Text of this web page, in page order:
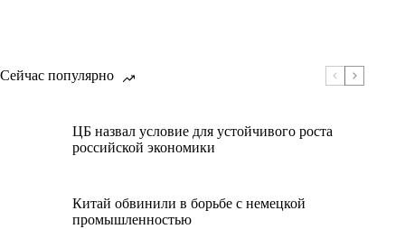
Сейчас популярно
ЦБ назвал условие для устойчивого роста
российской экономики
Китай обвинили в борьбе с немецкой
промышленностью